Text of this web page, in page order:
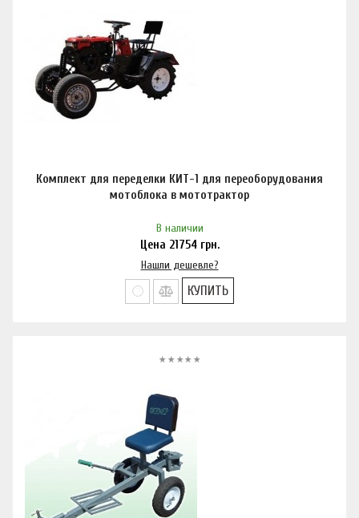
Комплект для переделки КИТ-1 для переоборудования
мотоблока в мототрактор
В наличии
Цена 21754грн.
Нашли дешевле?
КУПИТЬ